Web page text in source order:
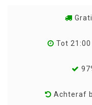
Tot
Achteraf